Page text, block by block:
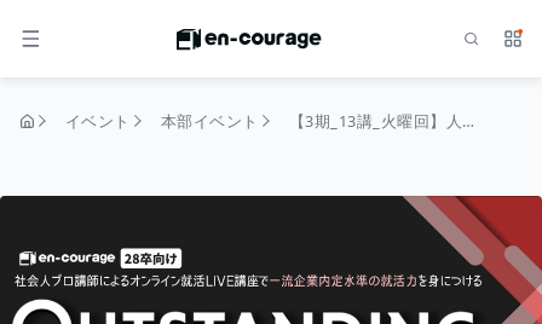
メニュー サ
イベント 本部イベント 【3期_13講_火曜回】人事の目線を理解して「落ちないESの書き方」を知る｜OUTSTANDING（28卒）